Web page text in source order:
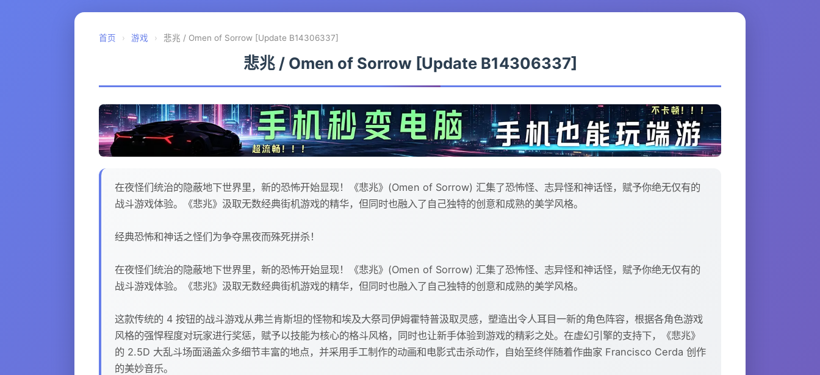
首页 › 游戏 › 悲兆 / Omen of Sorrow [Update B14306337]
悲兆 / Omen of Sorrow [Update B14306337]
在夜怪们统治的隐蔽地下世界里，新的恐怖开始显现！《悲兆》(Omen of Sorrow) 汇集了恐怖怪、志异怪和神话怪，赋予你绝无仅有的
战斗游戏体验。《悲兆》汲取无数经典街机游戏的精华，但同时也融入了自己独特的创意和成熟的美学风格。
经典恐怖和神话之怪们为争夺黑夜而殊死拼杀！
在夜怪们统治的隐蔽地下世界里，新的恐怖开始显现！《悲兆》(Omen of Sorrow) 汇集了恐怖怪、志异怪和神话怪，赋予你绝无仅有的
战斗游戏体验。《悲兆》汲取无数经典街机游戏的精华，但同时也融入了自己独特的创意和成熟的美学风格。
这款传统的 4 按钮的战斗游戏从弗兰肯斯坦的怪物和埃及大祭司伊姆霍特普汲取灵感，塑造出令人耳目一新的角色阵容，根据各角色游戏
风格的强悍程度对玩家进行奖惩，赋予以技能为核心的格斗风格，同时也让新手体验到游戏的精彩之处。在虚幻引擎的支持下，《悲兆》
的 2.5D 大乱斗场面涵盖众多细节丰富的地点，并采用手工制作的动画和电影式击杀动作，自始至终伴随着作曲家 Francisco Cerda 创作
的美妙音乐。